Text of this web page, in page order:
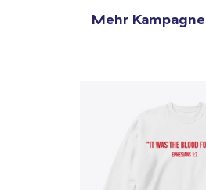
Mehr